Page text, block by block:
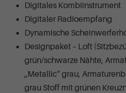
Digitales Kombiinstrument
Digitaler Radioempfang
Dynamische
Designpaket – Loft
grün/schwarze Nähte,
„Metallic“ grau,
grau Stoff mit grünen